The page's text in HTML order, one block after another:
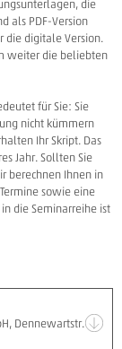
die
als PDF-Version
die digitale Version.
weiter die beliebten
für Sie: Sie
nicht kümmern
Ihr Skript. Das
Jahr. Sollten Sie
berechnen Ihnen in
sowie eine
die Seminarreihe ist
Dennewartstr.